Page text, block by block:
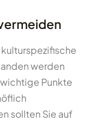
werden
Punkte
sollten Sie auf